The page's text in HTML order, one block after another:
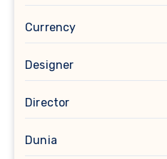
Currency
Designer
Director
Dunia